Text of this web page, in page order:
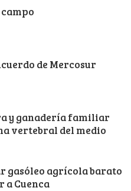
de Mercosur
y ganadería familiar
vertebral del medio
gasóleo agrícola barato
a Cuenca